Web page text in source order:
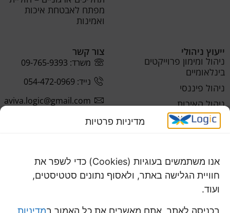
מדיניות פרטיות
אנו משתמשים בעוגיות (Cookies) כדי לשפר את
חוויית הגלישה באתר, ולאסוף נתונים סטטיסטים,
ועוד.
בכניסה לאתר, אתם מאשרים את כל האמור במדיניות
מפתח לאבטחת איכות
ואמינות
ייעוץ ניהולי
ניהול ומימון פרוייקטים
בינלאומיים
ניהול פיננסי
ניהול האיכות
ניהול התפעול
צור קשר
משרד: 09-765-9393
נייד: 054-472-0969
aviva.logic@gmail.com